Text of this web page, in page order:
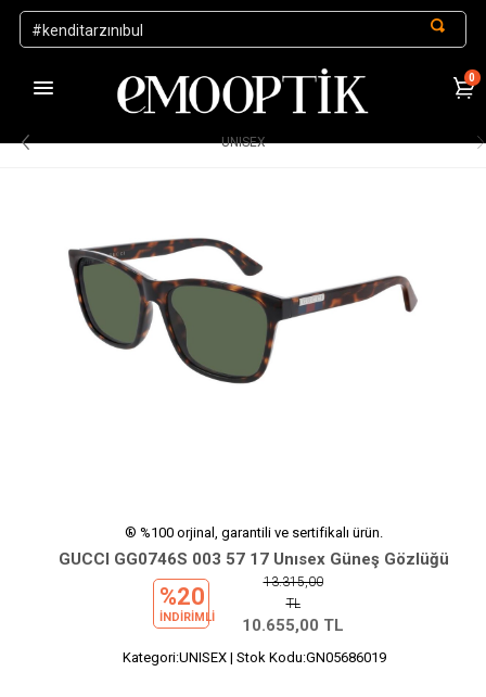
1000 TL ve Üzeri Alışverişlerde Kargo Ücretsiz
0
UNISEX
® %100 orjinal, garantili ve sertifikalı ürün.
GUCCI GG0746S 003 57 17 Unısex Güneş Gözlüğü
%20
INDIRIMLI
13.315,00
TL
10.655,00 TL
Kategori:UNISEX | Stok Kodu:GN05686019